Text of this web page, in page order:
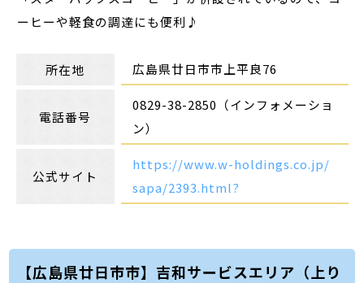
ーヒーや軽食の調達にも便利♪
所在地 広島県廿日市市上平良76
電話番号
0829-38-2850（インフォメーショ
ン）
公式サイト
https://www.w-holdings.co.jp/
sapa/2393.html?
【広島県廿日市市】吉和サービスエリア（上り